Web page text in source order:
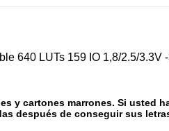
640 LUTs 159 IO 1,8/2.5/3.3V
y cartones marrones. Si usted
después de conseguir sus